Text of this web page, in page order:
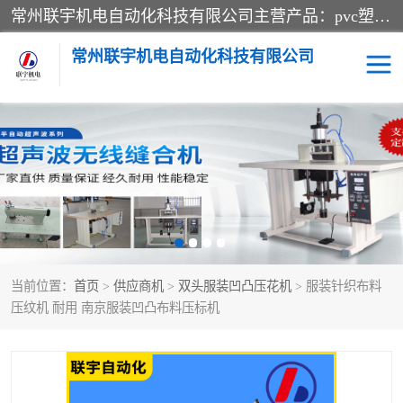
常州联宇机电自动化科技有限公司主营产品：pvc塑料焊机、高频热合机、软膜天花压边机、服装布料凹凸压花机、布料3d压印设备、服装植胶设备、超声波布料花边机、无纺布热合机、全自动压花机。
常州联宇机电自动化科技有限公司
当前位置： 首页 > 供应商机 > 双头服装凹凸压花机 > 服装针织布料
压纹机 耐用 南京服装凹凸布料压标机
压花定型机以及压花模具 超声波热合机
高频热合机 超声波花边机
超声波复合压花机 凹凸压花机压标机
3040凹凸压花机 双头服装凹凸压花机
高频压花压标机 自动超声波打片成型机